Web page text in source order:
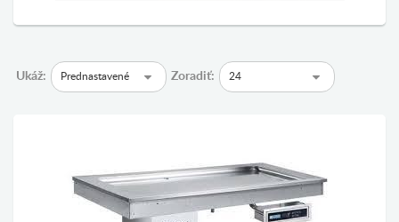
Ukáž: Prednastavené Zoradiť: 24